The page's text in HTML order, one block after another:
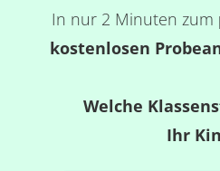
In nur 2 Minuten zum
kostenlosen
Welche
Ihr